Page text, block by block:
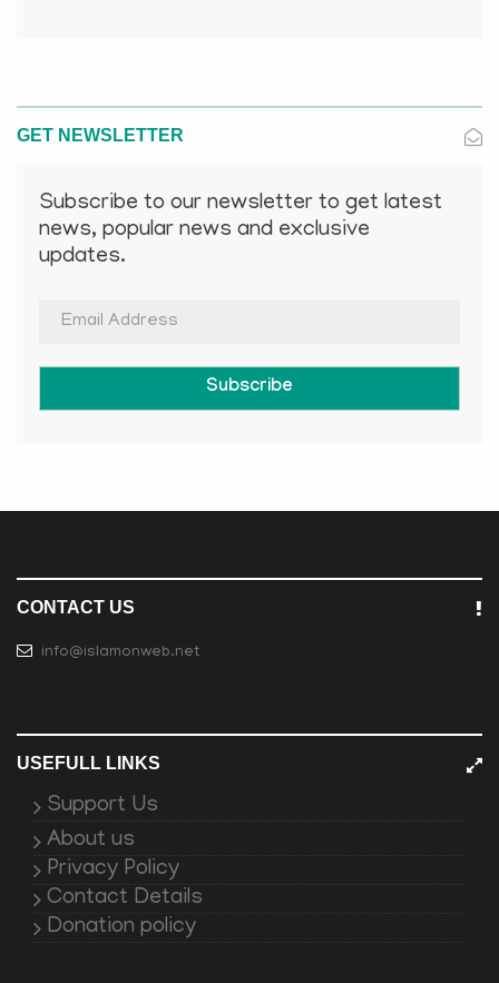
GET NEWSLETTER
Subscribe to our newsletter to get latest
news, popular news and exclusive
updates.
Subscribe
CONTACT US
info@islamonweb.net
USEFULL LINKS
Support Us
About us
Privacy Policy
Contact Details
Donation policy